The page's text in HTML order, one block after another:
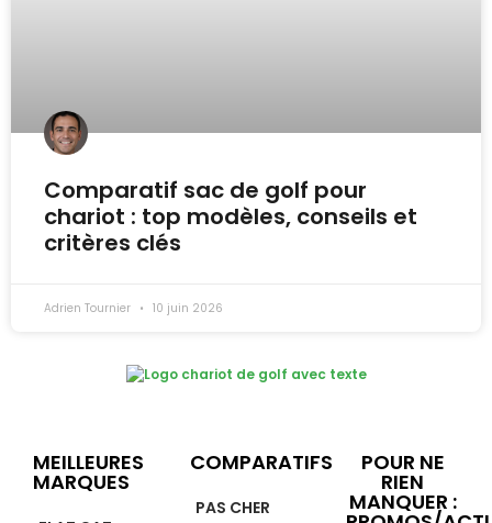
Comparatif sac de golf pour
chariot : top modèles, conseils et
critères clés
Adrien Tournier 10 juin 2026
MEILLEURES
MARQUES
COMPARATIFS
PAS CHER
POUR NE
RIEN
MANQUER :